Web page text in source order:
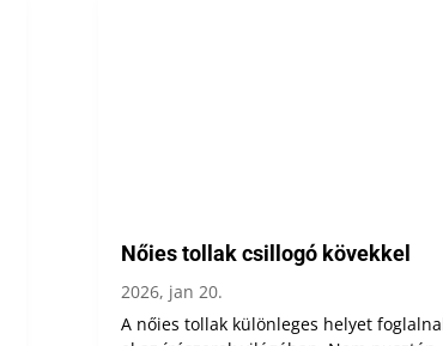
Nőies tollak csillogó kövekkel
2026, jan 20.
A nőies tollak különleges helyet